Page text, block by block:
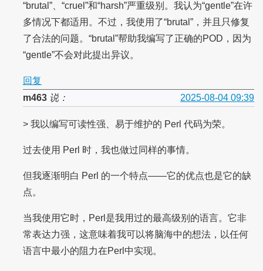
“brutal”、“cruel”和“harsh”严重级别。我认为“gentle”在许
多情况下都适用。不过，我使用了“brutal”，并且只修复
了合法的问题。“brutal”帮助我编写了正确的POD，因为
“gentle”不会对此提出异议。
回复
m463说： 2025-08-04 09:39
> 我以编写可读性强、易于维护的 Perl 代码为荣。
过去使用 Perl 时，我也做过同样的事情。
但我逐渐明白 Perl 的一个特点——它的优点也是它的缺
点。
当我使用它时，Perl是我用过的最高级别的语言。它非
常表达力强，这意味着我可以将脑海中的想法，以任何
语言中最小的阻力在Perl中实现。